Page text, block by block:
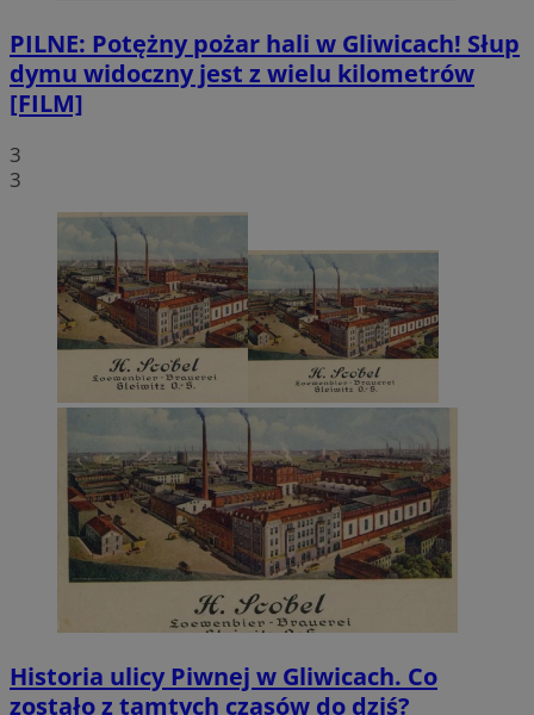
PILNE: Potężny pożar hali w Gliwicach! Słup
dymu widoczny jest z wielu kilometrów
[FILM]
3
3
Historia ulicy Piwnej w Gliwicach. Co
zostało z tamtych czasów do dziś?